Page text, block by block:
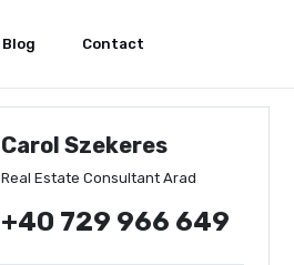
Blog Contact
Carol Szekeres
Real Estate Consultant Arad
+40 729 966 649